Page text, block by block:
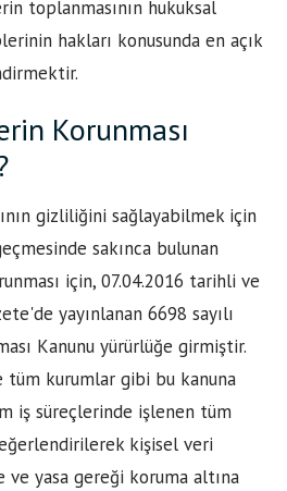
toplanmasının hukuksal
hakları konusunda en açık
Korunması
gizliliğini sağlayabilmek için
sakınca bulunan
için, 07.04.2016 tarihli ve
yayınlanan 6698 sayılı
Kanunu yürürlüğe girmiştir.
tüm kurumlar gibi bu kanuna
iş süreçlerinde işlenen tüm
kişisel veri
yasa gereği koruma altına